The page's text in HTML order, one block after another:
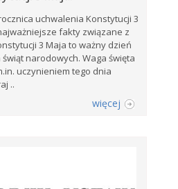
uchwalenia Konstytucji 3
fakty związane z
3 Maja to ważny dzień
narodowych. Waga święta
uczynieniem tego dnia
..
więcej